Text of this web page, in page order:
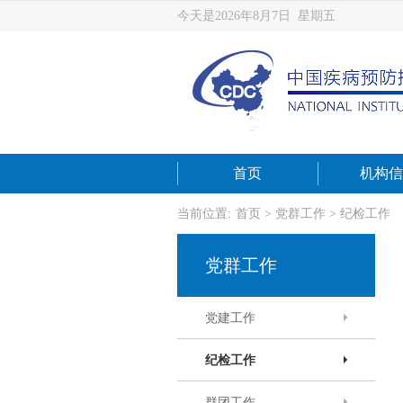
今天是2026年8月7日 星期五
首页 机构
当前位置: 首页 > 党群工作> 纪检工作
党群工作
党建工作
纪检工作